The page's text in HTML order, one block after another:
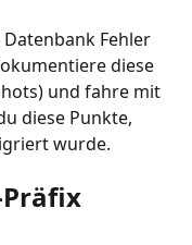
Fehler
diese
und fahre mit
diese Punkte,
wurde.